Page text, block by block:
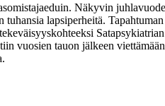
Näkyvin
lapsiperheitä.
vuosien tauon jälkeen